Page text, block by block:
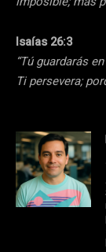
Isaías 26:3
“Tú guardarás
Ti persevera;